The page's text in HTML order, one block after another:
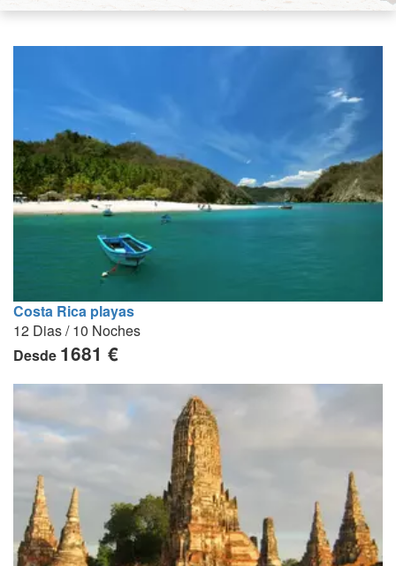
Costa Rica playas
12 Dias / 10 Noches
Desde 1681 €